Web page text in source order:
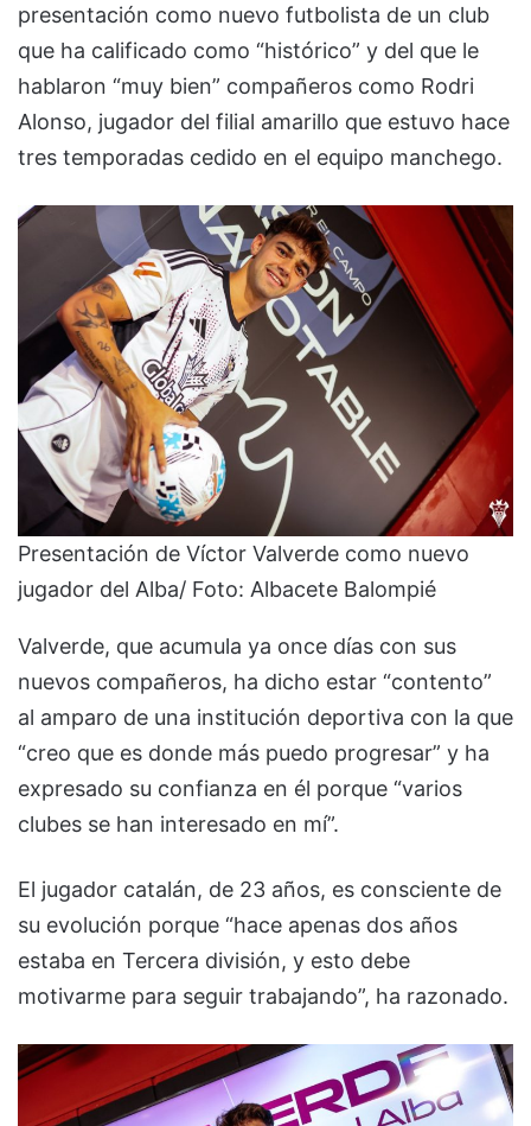
presentación como nuevo futbolista de un club
que ha calificado como “histórico” y del que le
hablaron “muy bien” compañeros como Rodri
Alonso, jugador del filial amarillo que estuvo hace
tres temporadas cedido en el equipo manchego.
Presentación de Víctor Valverde como nuevo
jugador del Alba/ Foto: Albacete Balompié
Valverde, que acumula ya once días con sus
nuevos compañeros, ha dicho estar “contento”
al amparo de una institución deportiva con la que
“creo que es donde más puedo progresar” y ha
expresado su confianza en él porque “varios
clubes se han interesado en mí”.
El jugador catalán, de 23 años, es consciente de
su evolución porque “hace apenas dos años
estaba en Tercera división, y esto debe
motivarme para seguir trabajando”, ha razonado.